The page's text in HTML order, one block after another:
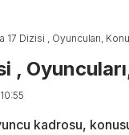
17 Dizisi , Oyuncuları,
,
kadrosu,